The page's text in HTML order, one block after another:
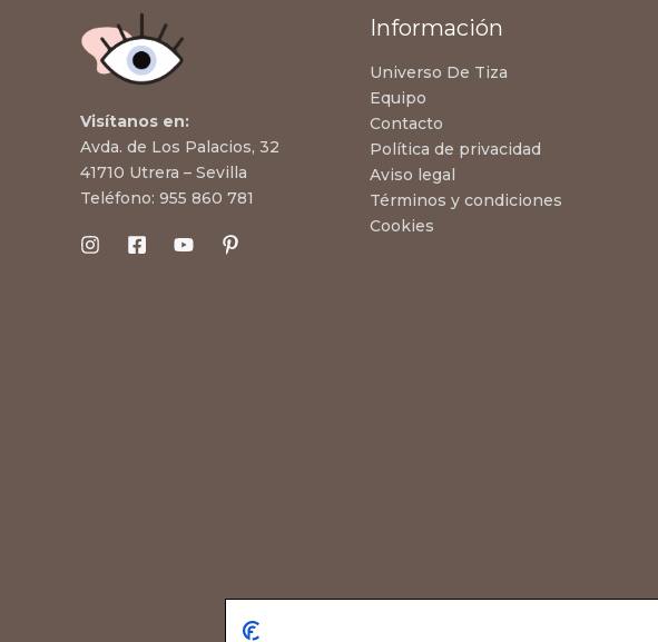
Visítanos en:
Avda. de Los Palacios, 32
41710 Utrera – Sevilla
Teléfono: 955 860 781
Información
Universo De Tiza
Equipo
Contacto
Política de privacidad
Aviso legal
Términos y condiciones
Cookies